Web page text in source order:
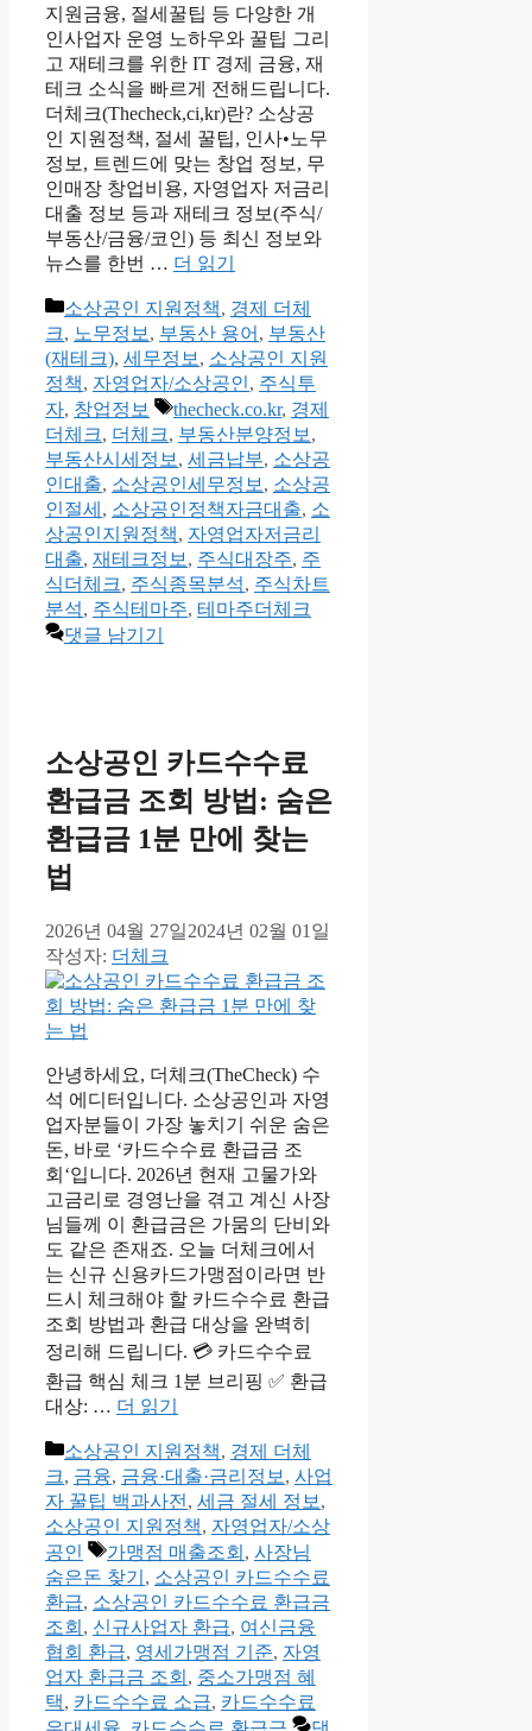
지원금융, 절세꿀팁 등 다양한 개
인사업자 운영 노하우와 꿀팁 그리
고 재테크를 위한 IT 경제 금융, 재
테크 소식을 빠르게 전해드립니다.
더체크(Thecheck,ci,kr)란? 소상공
인 지원정책, 절세 꿀팁, 인사•노무
정보, 트렌드에 맞는 창업 정보, 무
인매장 창업비용, 자영업자 저금리
대출 정보 등과 재테크 정보(주식/
부동산/금융/코인) 등 최신 정보와
뉴스를 한번 … 더 읽기
카
테
고
리
소상공인 지원정책, 경제 더체
크, 노무정보 , 부동산 용어 , 부동산
(재테크), 세무정보 , 소상공인 지원
정책, 자영업자/소상공인, 주식투
자, 창업정보
태
그
thecheck.co.kr, 경제
더체크, 더체크, 부동산분양정보 ,
부동산시세정보 , 세금납부, 소상공
인대출, 소상공인세무정보 , 소상공
인절세 , 소상공인정책자금대출, 소
상공인지원정책, 자영업자저금리
대출, 재테크정보 , 주식대장주, 주
식더체크, 주식종목분석, 주식차트
분석, 주식테마주, 테마주더체크
댓글 남기기
소상공인 카드수수료
환급금 조회 방법: 숨은
환급금 1분 만에 찾는
법
2026년 04월 27일2024년 02월 01일
작성자: 더체크
안녕하세요, 더체크(TheCheck) 수
석 에디터입니다. 소상공인과 자영
업자분들이 가장 놓치기 쉬운 숨은
돈, 바로 ‘카드수수료 환급금 조
회‘입니다. 2026년 현재 고물가와
고금리로 경영난을 겪고 계신 사장
님들께 이 환급금은 가뭄의 단비와
도 같은 존재죠. 오늘 더체크에서
는 신규 신용카드가맹점이라면 반
드시 체크해야 할 카드수수료 환급
조회 방법과 환급 대상을 완벽히
정리해 드립니다. 💳 카드수수료
환급 핵심 체크 1분 브리핑 ✅ 환급
대상: … 더 읽기
카
테
고
리
소상공인 지원정책, 경제 더체
크, 금융, 금융·대출·금리정보 , 사업
자 꿀팁 백과사전 , 세금 절세 정보 ,
소상공인 지원정책, 자영업자/소상
공인
태
그
가맹점 매출조회 , 사장님
숨은돈 찾기 , 소상공인 카드수수료
환급, 소상공인 카드수수료 환급금
조회 , 신규사업자 환급, 여신금융
협회 환급, 영세가맹점 기준, 자영
업자 환급금 조회 , 중소가맹점 혜
택, 카드수수료 소급, 카드수수료